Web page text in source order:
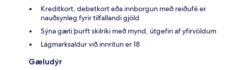
Kreditkort, debetkort eða innborgun með reiðufé er
nauðsynleg fyrir tilfallandi gjöld
Sýna gæti þurft skilríki með mynd, útgefin af yfirvöldum
Lágmarksaldur við innritun er 18
Gæludýr